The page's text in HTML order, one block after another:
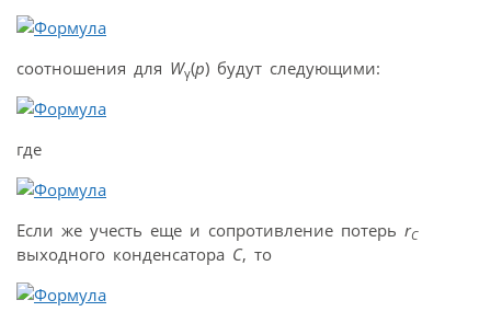
соотношения для Wγ(p) будут следующими:
где
Если же учесть еще и сопротивление потерь rC
выходного конденсатора C, то